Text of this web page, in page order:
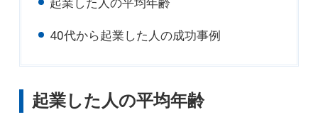
40代から起業した人の成功事例
起業した人の平均年齢